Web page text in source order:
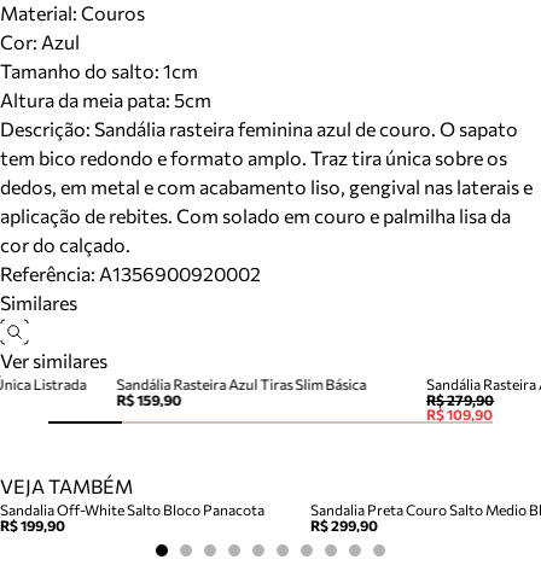
Material: Couros
Cor: Azul
Tamanho do salto: 1cm
Altura da meia pata: 5cm
Descrição: Sandália rasteira feminina azul de couro. O sapato
tem bico redondo e formato amplo. Traz tira única sobre os
dedos, em metal e com acabamento liso, gengival nas laterais e
aplicação de rebites. Com solado em couro e palmilha lisa da
cor do calçado.
Referência: A1356900920002
Similares
Ver similares
Sandália Rasteira Azul Tiras Slim Básica
R$ 159,90
Sandália
R$ 279,90
R$ 109,90
Listrada
VEJA TAMBÉM
Sandalia Off-White Salto Bloco Panacota
R$ 199,90
Sandalia Preta Couro Salto Medio
R$ 299,90